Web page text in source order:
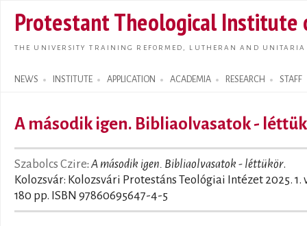
main
Protestant Theological Institute
THE UNIVERSITY TRAINING REFORMED, LUTHERAN AND
NEWS INSTITUTE APPLICATION ACADEMIA RESEARCH STAFF
Search form
A második igen. Bibliaolvasatok -
Szabolcs Czire: A második igen. Bibliaolvasatok - léttükör.
Kolozsvár: Kolozsvári Protestáns Teológiai Intézet 2025. 1.
180 pp. ISBN 97860695647-4-5